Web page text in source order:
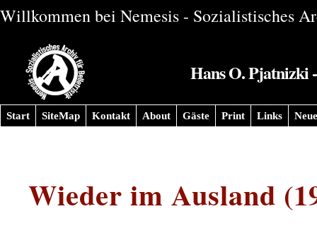
Willkommen bei Nemesis - Sozialistisches
Hans O. Pjatnizki
Start SiteMap Kontakt About Gäste Print Links
Wieder im Ausland